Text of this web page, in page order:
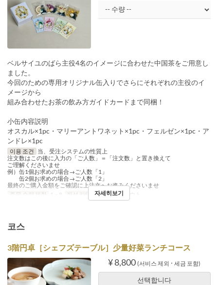
ベルサイユのばら主役4名のイメージに合わせた中国茶をご用意し
ました。
今回のための専用オリジナル缶入りでさらにそれぞれの主役のイ
メージから
組み合わせたお茶の飲み方ガイドカードまで同梱！
小缶内容説明
オスカル×1pc・マリーアントワネット×1pc・フェルゼン×1pc・ア
ンドレ×1pc
이용 조건
当、受注システムの性質上
注文数はこの後に入力の「ご人数」＝「注文数」と置き換えて
ご理解くださいませ
例）缶1個お求めの場合→ご人数「1」
缶2個お求めの場合→ご人数「2」
最終のご購入金額をご確認に上注文へお進みくださいませ
주문 수량 제한
1 ~ 8 좌석 카테고리 テイクアウト
자세히보기
코스
3階円卓［シェフズテーブル］少量好菜ランチコース
¥ 8,800 (서비스 제외 ･ 세금 포함)
선택합니다